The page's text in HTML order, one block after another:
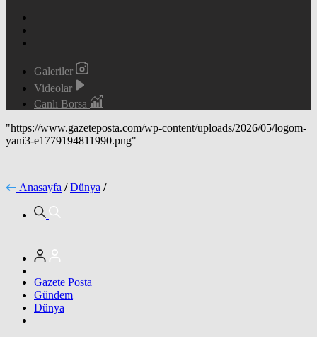
Galeriler
Videolar
Canlı Borsa
"https://www.gazeteposta.com/wp-content/uploads/2026/05/logom-
yani3-e1779194811990.png"
Anasayfa / Dünya /
Gazete Posta
Gündem
Dünya